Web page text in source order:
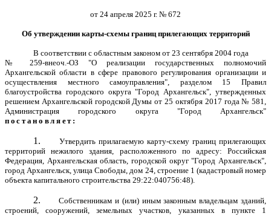
от 24 апреля 2025 г. № 672
Об утверждении карты-схемы границ прилегающих территорий
В соответствии с областным законом от 23 сентября 2004 года
№ 259-внеоч.-ОЗ "О реализации государственных полномочий
Архангельской области в сфере правового регулирования организации и
осуществления местного самоуправления", разделом 15 Правил
благоустройства городского округа "Город Архангельск", утвержденных
решением Архангельской городской Думы от 25 октября 2017 года № 581,
Администрация городского округа "Город Архангельск"
постановляет:
1.
Утвердить прилагаемую карту-схему границ прилегающих
территорий нежилого здания, расположенного по адресу: Российская
Федерация, Архангельская область, городской округ "Город Архангельск",
город Архангельск, улица Свободы, дом 24, строение 1 (кадастровый номер
объекта капитального строительства 29:22:040756:48).
2.
Собственникам и (или) иным законным владельцам зданий,
строений, сооружений, земельных участков, указанных в пункте 1